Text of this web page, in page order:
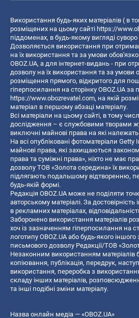
Використання будь-яких матеріалів ( в
розміщених на цьому сайті https://
піддоменах, в будь-якому вигляді
Дозволяється використання при
на їх використання та за умови
OBOZ.UA, а для інтернет-видань - при
дозволу на їх використання та за умови
розміщення прямого, відкритого для
гіперпосилання на сторінку OBOZ.UA
https://www.obozrevatel.com, на якій
матеріал в першому абзаці матеріалу.
Всі матеріали на цьому сайті, в тому
дослідження – є службовими творами
виключні майнові права на які
На всі опубліковані фотоматеріали
майнові права, які захищаються
права та суміжні права», ніхто не має
дозволу ТОВ «Золота середина» їх
підлягають подальшому відтворенню,
будь-якій формі.
Редакція OBOZ.UA може не поділяти
авторському матеріалі. За достовірність
в рекламних матеріалах,
Заборонено використання матеріалів
хоч із зазначенням гіперпосилання на
логотипу OBOZ.UA або будь-якого
письмового дозволу Редакції/ТОВ
Незаконним використанням матеріалів
копiювання, публiкацiя, передрук,
використання, переробка з
складу інших матеріалів,
та інші подібні зміни матеріалу.
Назва онлайн медіа — «OBOZ.UA»